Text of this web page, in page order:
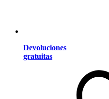
Devoluciones
gratuitas